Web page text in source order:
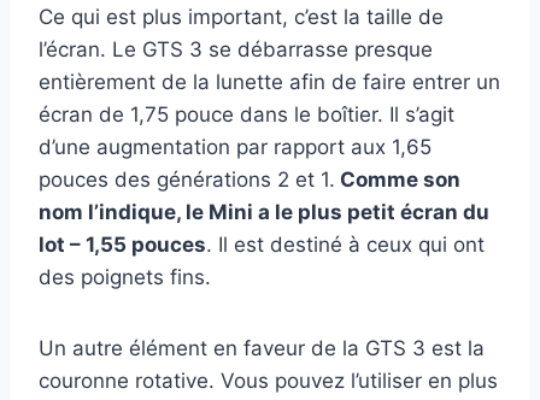
Ce qui est plus important, c’est la taille de
l’écran. Le GTS 3 se débarrasse presque
entièrement de la lunette afin de faire entrer un
écran de 1,75 pouce dans le boîtier. Il s’agit
d’une augmentation par rapport aux 1,65
pouces des générations 2 et 1. Comme son
nom l’indique, le Mini a le plus petit écran du
lot – 1,55 pouces. Il est destiné à ceux qui ont
des poignets fins.
Un autre élément en faveur de la GTS 3 est la
couronne rotative. Vous pouvez l’utiliser en plus